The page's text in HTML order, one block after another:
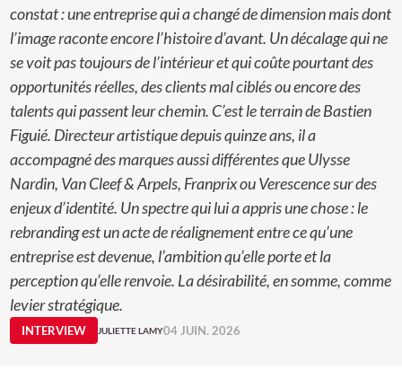
constat : une entreprise qui a changé de dimension mais dont
l’image raconte encore l’histoire d’avant. Un décalage qui ne
se voit pas toujours de l’intérieur et qui coûte pourtant des
opportunités réelles, des clients mal ciblés ou encore des
talents qui passent leur chemin. C’est le terrain de Bastien
Figuié. Directeur artistique depuis quinze ans, il a
accompagné des marques aussi différentes que Ulysse
Nardin, Van Cleef & Arpels, Franprix ou Verescence sur des
enjeux d’identité. Un spectre qui lui a appris une chose : le
rebranding est un acte de réalignement entre ce qu’une
entreprise est devenue, l’ambition qu’elle porte et la
perception qu’elle renvoie. La désirabilité, en somme, comme
levier stratégique.
INTERVIEW JULIETTE LAMY04 JUIN. 2026